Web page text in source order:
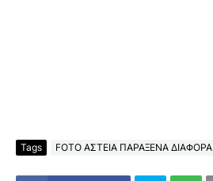
Tags FOTO ΑΣΤΕΙΑ ΠΑΡΑΞΕΝΑ ΔΙΑΦΟΡΑ